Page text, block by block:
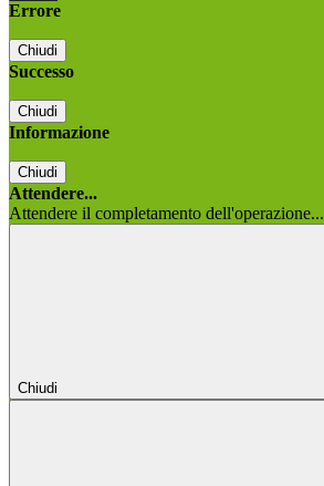
Errore
Chiudi
Successo
Chiudi
Informazione
Chiudi
Attendere...
Attendere il completamento dell'operazione...
Chiudi